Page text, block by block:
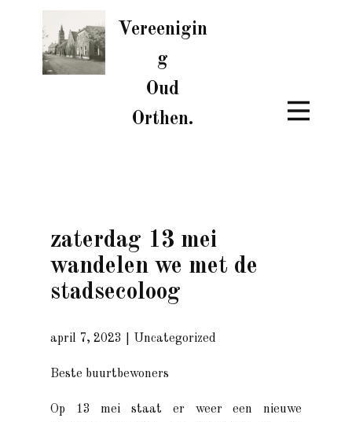
Vereenigin
g
Oud
Orthen.
zaterdag 13 mei
wandelen we met de
stadsecoloog
april 7, 2023 Uncategorized
Beste buurtbewoners
Op 13 mei staat er weer een nieuwe